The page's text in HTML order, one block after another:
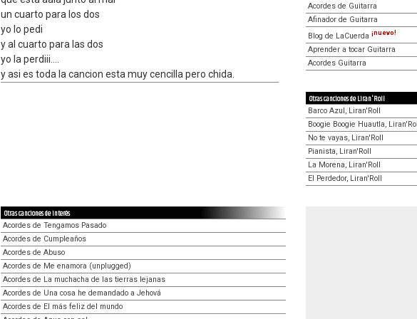
un cuarto para los dos
yo lo pedi
y al cuarto para las dos
yo la perdiii....
y asi es toda la cancion esta muy cencilla pero chida.
Acordes de Guitarra
Afinador de Guitarra
Blog de LaCuerda ¡nuevo!
Aprender a tocar Guitarra
Acordes Guitarra
Otras canciones de Liran'Roll
Barco Azul, Liran'Roll
Boogie Boogie Huautla,
No te vayas, Liran'Roll
Pianista, Liran'Roll
La Morena, Liran'Roll
El Perdedor, Liran'Roll
Otras canciones de interés
Acordes de Tengamos Pasado
Acordes de Cumpleaños
Acordes de Abuso
Acordes de Me enamora (unplugged)
Acordes de La muchacha de las tierras lejanas
Acordes de Una cosa he demandado a Jehová
Acordes de El más feliz del mundo